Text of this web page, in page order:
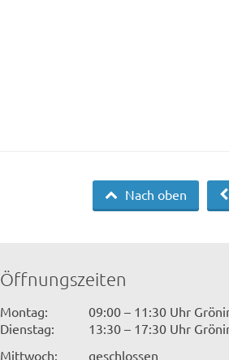
Nach oben
Öffnungszeiten
Montag:
09:00 – 11:30 Uhr
Dienstag:
13:30 – 17:30 Uhr
Mittwoch:
geschlossen